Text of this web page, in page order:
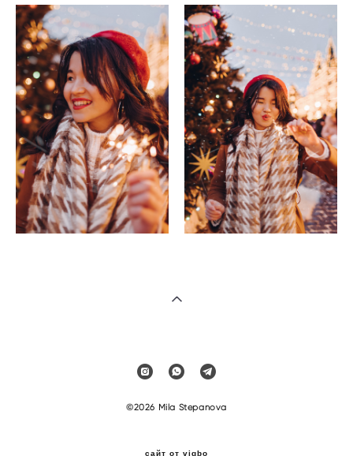
©2026 Mila Stepanova
сайт от vigbo